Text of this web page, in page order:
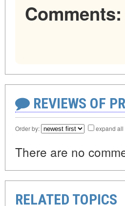
Comments:
REVIEWS OF
Order by: expand all
There are no
RELATED TOPICS